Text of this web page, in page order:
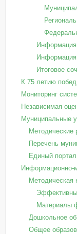
Информация
Информация
Итоговое
К 75 летию
Мониторинг
Независимая
Муниципальные
Методические
Перечень
Единый портал
Информационно-
Методическая
Материалы
Дошкольное
Общее